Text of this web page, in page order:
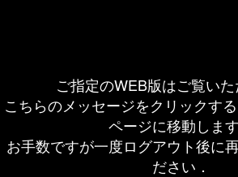
ご指定のWEB版はご覧い
こちらのメッセージをクリックす
ページに移動します
お手数ですが一度ログアウト後に
ださい．